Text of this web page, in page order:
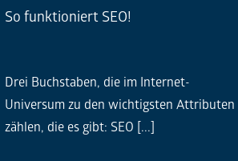
So funktioniert SEO!
Drei Buchstaben, die im Internet-
Universum zu den wichtigsten Attributen
zählen, die es gibt: SEO [...]